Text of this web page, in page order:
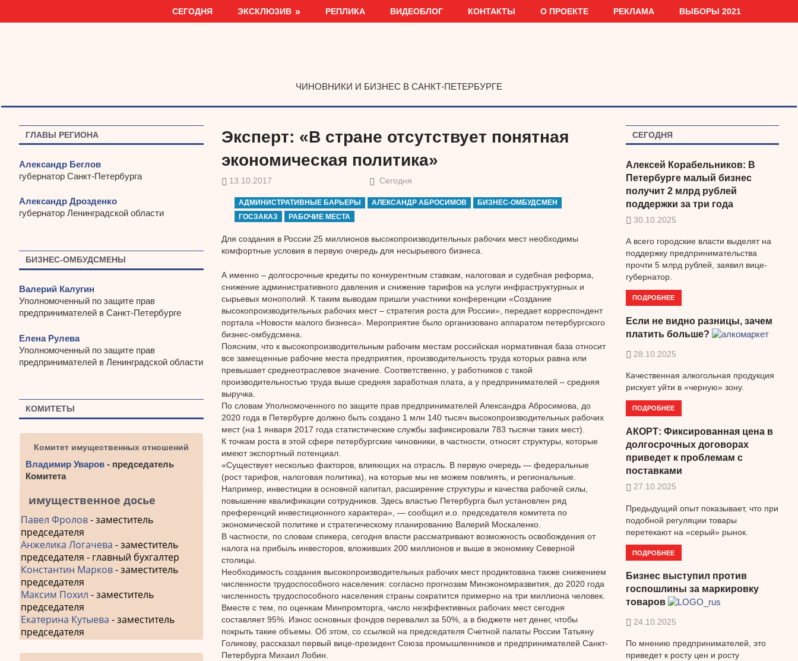
СЕГОДНЯ ЭКСКЛЮЗИВ РЕПЛИКА ВИДЕОБЛОГ КОНТАКТЫ О ПРОЕКТЕ РЕКЛАМА ВЫБОРЫ 2021
ЧИНОВНИКИ И БИЗНЕС В САНКТ-ПЕТЕРБУРГЕ
Эксперт: «В стране отсутствует понятная
экономическая политика»
13.10.2017 Сегодня
АДМИНИСТРАТИВНЫЕ БАРЬЕРЫ АЛЕКСАНДР АБРОСИМОВ
БИЗНЕС-ОМБУДСМЕН
ГОСЗАКАЗ
РАБОЧИЕ МЕСТА
Для создания в России 25 миллионов высокопроизводительных рабочих мест необходимы
комфортные условия в первую очередь для несырьевого бизнеса.
А именно – долгосрочные кредиты по конкурентным ставкам, налоговая и судебная реформа,
снижение административного давления и снижение тарифов на услуги инфраструктурных и
сырьевых монополий. К таким выводам пришли участники конференции «Создание
высокопроизводительных рабочих мест – стратегия роста для России», передает корреспондент
портала «Новости малого бизнеса». Мероприятие было организовано аппаратом петербургского
бизнес-омбудсмена.
Поясним, что к высокопроизводительным рабочим местам российская нормативная база относит
все замещенные рабочие места предприятия, производительность труда которых равна или
превышает среднеотраслевое значение. Соответственно, у работников с такой
производительностью труда выше средняя заработная плата, а у предпринимателей – средняя
выручка.
По словам Уполномоченного по защите прав предпринимателей Александра Абросимова, до
2020 года в Петербурге должно быть создано 1 млн 140 тысяч высокопроизводительных рабочих
мест (на 1 января 2017 года статистические службы зафиксировали 783 тысячи таких мест).
К точкам роста в этой сфере петербургские чиновники, в частности, относят структуры, которые
имеют экспортный потенциал.
«Существует несколько факторов, влияющих на отрасль. В первую очередь — федеральные
(рост тарифов, налоговая политика), на которые мы не можем повлиять, и региональные.
Например, инвестиции в основной капитал, расширение структуры и качества рабочей силы,
повышение квалификации сотрудников. Здесь властью Петербурга был установлен ряд
преференций инвестиционного характера», — сообщил и.о. председателя комитета по
экономической политике и стратегическому планированию Валерий Москаленко.
В частности, по словам спикера, сегодня власти рассматривают возможность освобождения от
налога на прибыль инвесторов, вложивших 200 миллионов и выше в экономику Северной
столицы.
Необходимость создания высокопроизводительных рабочих мест продиктована также снижением
численности трудоспособного населения: согласно прогнозам Минэкономразвития, до 2020 года
численность трудоспособного населения страны сократится примерно на три миллиона человек.
Вместе с тем, по оценкам Минпромторга, число неэффективных рабочих мест сегодня
составляет 95%. Износ основных фондов перевалил за 50%, а в бюджете нет денег, чтобы
покрыть такие объемы. Об этом, со ссылкой на председателя Счетной палаты России Татьяну
Голикову, рассказал первый вице-президент Союза промышленников и предпринимателей Санкт-
Петербурга Михаил Лобин.
ГЛАВЫ РЕГИОНА
Александр Беглов
губернатор Санкт-Петербурга
Александр Дрозденко
губернатор Ленинградской области
БИЗНЕС-ОМБУДСМЕНЫ
Валерий Калугин
Уполномоченный по защите прав
предпринимателей в Санкт-Петербурге
Елена Рулева
Уполномоченный по защите прав
предпринимателей в Ленинградской области
КОМИТЕТЫ
Комитет имущественных отношений
Владимир Уваров - председатель
Комитета
имущественное досье
Павел Фролов- заместитель
председателя
Анжелика Логачева - заместитель
председателя - главный бухгалтер
Константин Марков- заместитель
председателя
Максим Похил - заместитель
председателя
Екатерина Кутыева - заместитель
председателя
СЕГОДНЯ
Алексей Корабельников: В
Петербурге малый бизнес
получит 2 млрд рублей
поддержки за три года
30.10.2025
А всего городские власти выделят на
поддержку предпринимательства
прочти 5 млрд рублей, заявил вице-
губернатор.
ПОДРОБНЕЕ
Если не видно разницы, зачем
платить больше?
28.10.2025
Качественная алкогольная продукция
рискует уйти в «черную» зону.
ПОДРОБНЕЕ
АКОРТ: Фиксированная цена в
долгосрочных договорах
приведет к проблемам с
поставками
27.10.2025
Предыдущий опыт показывает, что при
подобной регуляции товары
перетекают на «серый» рынок.
ПОДРОБНЕЕ
Бизнес выступил против
госпошлины за маркировку
товаров
24.10.2025
По мнению предпринимателей, это
приведет к росту цен и росту